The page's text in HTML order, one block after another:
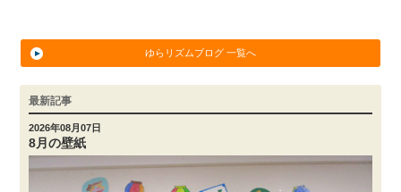
ゆらリズムブログ 一覧へ
最新記事
2026年08月07日
8月の壁紙